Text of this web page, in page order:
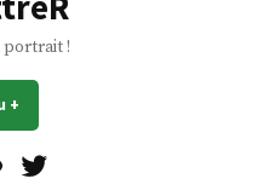
portrait !
+
Mes